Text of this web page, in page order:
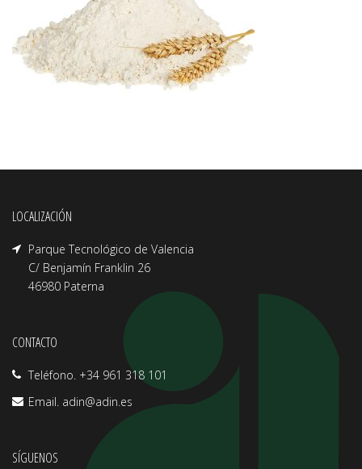
LOCALIZACIÓN
Parque Tecnológico de Valencia
C/ Benjamín Franklin 26
46980 Paterna
CONTACTO
Teléfono. +34 961 318 101
Email. adin@adin.es
SÍGUENOS